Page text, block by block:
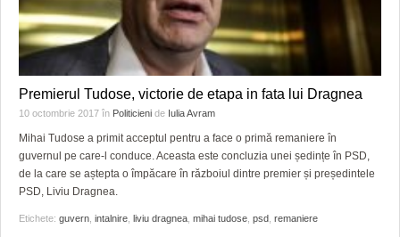
Premierul Tudose, victorie de etapa in fata lui Dragnea
10 octombrie 2017 în Politicieni de Iulia Avram
Mihai Tudose a primit acceptul pentru a face o primă remaniere în
guvernul pe care-l conduce. Aceasta este concluzia unei ședințe în PSD,
de la care se aștepta o împăcare în războiul dintre premier și președintele
PSD, Liviu Dragnea.
Etichete: guvern intalnire liviu dragnea mihai tudose psd remaniere